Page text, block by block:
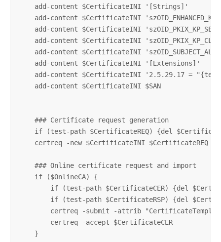
    add-content $CertificateINI '[Strings]'
add-content $CertificateINI
add-content $CertificateINI
add-content $CertificateINI
add-content $CertificateINI
    add-content $CertificateINI '[Extensions]'
add-content $CertificateINI '2.5.29.17 =
    add-content $CertificateINI $SAN
    ### Certificate request generation
if (test-path $CertificateREQ) {del
    certreq -new $CertificateINI $CertificateREQ
    ### Online certificate request and import
    if ($OnlineCA) {
if (test-path $CertificateCER) {del
if (test-path $CertificateRSP) {del
certreq -submit -attrib
        certreq -accept $CertificateCER
    }